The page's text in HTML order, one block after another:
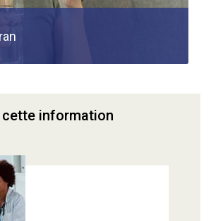
cette information